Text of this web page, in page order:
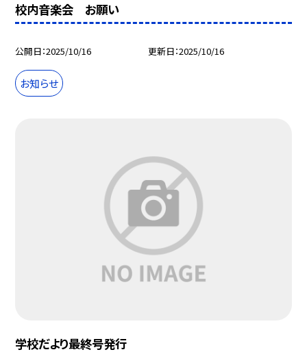
校内音楽会 お願い
公開日 2025/10/16 更新日 2025/10/16
お知らせ
学校だより最終号発行